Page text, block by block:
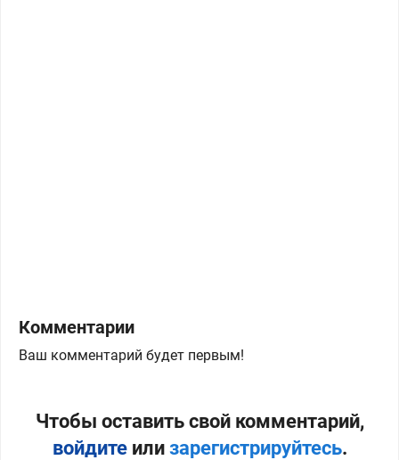
Комментарии
Ваш комментарий будет первым!
Чтобы оставить свой комментарий,
войдитеили зарегистрируйтесь.